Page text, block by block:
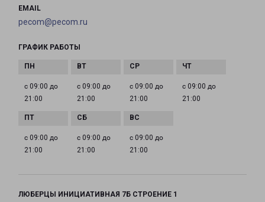
EMAIL
pecom@pecom.ru
ГРАФИК РАБОТЫ
с 09:00 до
21:00
с 09:00 до
21:00
с 09:00 до
21:00
с 09:00 до
21:00
с 09:00 до
21:00
с 09:00 до
21:00
с 09:00 до
21:00
ЛЮБЕРЦЫ ИНИЦИАТИВНАЯ 7Б СТРОЕНИЕ 1